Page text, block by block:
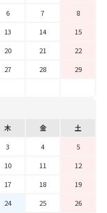
6 7
8
13 14
15
20 21
22
27 28
29
木 金
土
3 4
5
10 11
12
17 18
19
24 25
26